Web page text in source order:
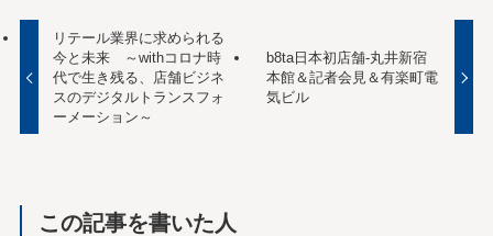
リテール業界に求められる
今と未来 ～withコロナ時
代で生き残る、店舗ビジネ
スのデジタルトランスフォ
ーメーション～
b8ta日本初店舗-丸井新宿
本館＆記者会見＆有楽町電
気ビル
この記事を書いた人